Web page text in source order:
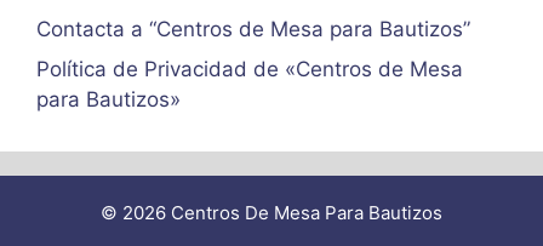
Contacta a “Centros de Mesa para Bautizos”
Política de Privacidad de «Centros de Mesa
para Bautizos»
© 2026 Centros De Mesa Para Bautizos